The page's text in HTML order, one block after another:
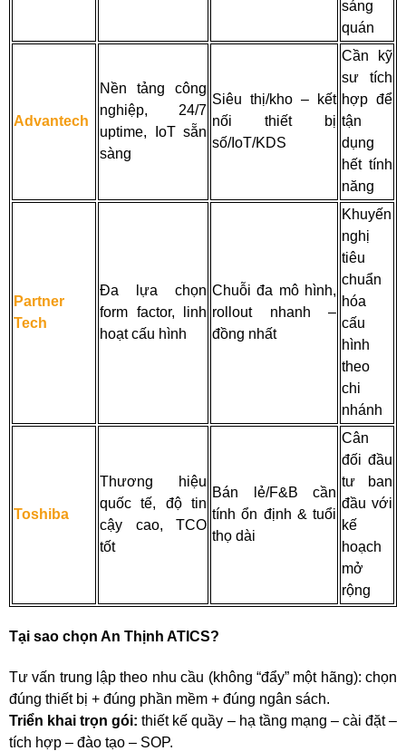
sáng
quán
Advantech
Nền tảng công
nghiệp, 24/7
uptime, IoT sẵn
sàng
Siêu thị/kho – kết
nối thiết bị
số/IoT/KDS
Cần kỹ
sư tích
hợp để
tận
dụng
hết tính
năng
Partner
Tech
Đa lựa chọn
form factor, linh
hoạt cấu hình
Chuỗi đa mô hình,
rollout nhanh –
đồng nhất
Khuyến
nghị
tiêu
chuẩn
hóa
cấu
hình
theo
chi
nhánh
Toshiba
Thương hiệu
quốc tế, độ tin
cậy cao, TCO
tốt
Bán lẻ/F&B cần
tính ổn định & tuổi
thọ dài
Cân
đối đầu
tư ban
đầu với
kế
hoạch
mở
rộng
Tại sao chọn An Thịnh ATICS?
Tư vấn trung lập theo nhu cầu (không “đẩy” một hãng): chọn
đúng thiết bị + đúng phần mềm + đúng ngân sách.
Triển khai trọn gói: thiết kế quầy – hạ tầng mạng – cài đặt –
tích hợp – đào tạo – SOP.